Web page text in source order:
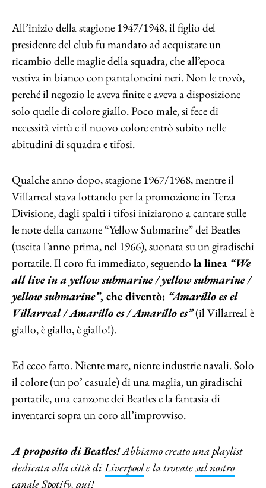
All’inizio della stagione 1947/1948, il figlio del
presidente del club fu mandato ad acquistare un
ricambio delle maglie della squadra, che all’epoca
vestiva in bianco con pantaloncini neri. Non le trovò,
perché il negozio le aveva finite e aveva a disposizione
solo quelle di colore giallo. Poco male, si fece di
necessità virtù e il nuovo colore entrò subito nelle
abitudini di squadra e tifosi.
Qualche anno dopo, stagione 1967/1968, mentre il
Villarreal stava lottando per la promozione in Terza
Divisione, dagli spalti i tifosi iniziarono a cantare sulle
le note della canzone “Yellow Submarine” dei Beatles
(uscita l’anno prima, nel 1966), suonata su un giradischi
portatile. Il coro fu immediato, seguendo la linea “We
all live in a yellow submarine / yellow submarine /
yellow submarine”, che diventò: “Amarillo es el
Villarreal / Amarillo es / Amarillo es”(il Villarreal è
giallo, è giallo, è giallo!).
Ed ecco fatto. Niente mare, niente industrie navali. Solo
il colore (un po’ casuale) di una maglia, un giradischi
portatile, una canzone dei Beatles e la fantasia di
inventarci sopra un coro all’improvviso.
A proposito di Beatles!Abbiamo creato una playlist
dedicata alla città diLiverpoole la trovatesul nostro
canale Spotify, qui!